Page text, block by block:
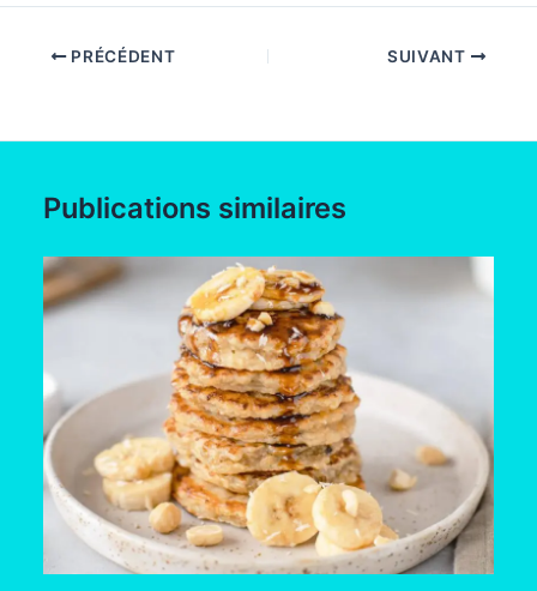
PRÉCÉDENT SUIVANT
Publications similaires